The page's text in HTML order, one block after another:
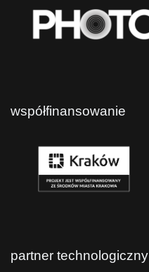
współfinansowanie
partner technologiczny